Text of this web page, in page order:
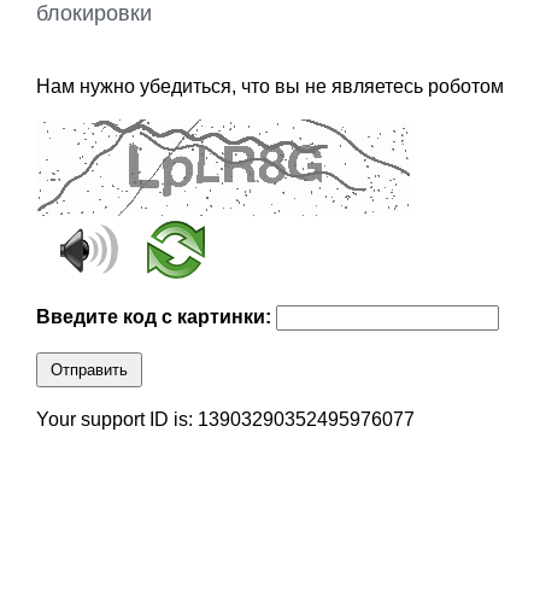
блокировки
Нам нужно убедиться, что вы не являетесь роботом
Введите код с картинки:
Отправить
Your support ID is: 13903290352495976077